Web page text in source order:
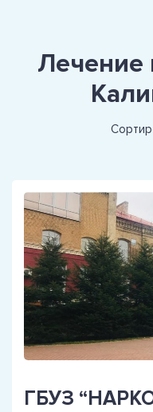
Лечение
ГБУЗ